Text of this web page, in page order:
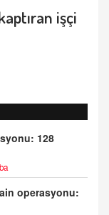
işçi
128
operasyonu: